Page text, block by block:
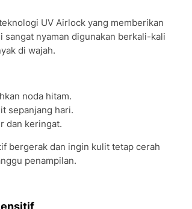
UV Airlock yang memberikan
nyaman digunakan berkali-kali
di wajah.
noda hitam.
sepanjang hari.
dan keringat.
bergerak dan ingin kulit tetap cerah
penampilan.